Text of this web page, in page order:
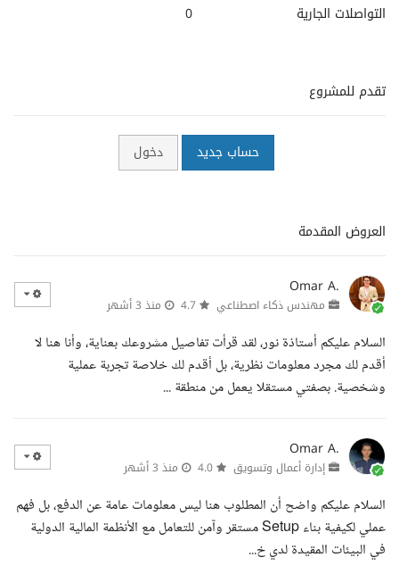
التواصلات الجارية
0
تقدم للمشروع
حساب جديد دخول
العروض المقدمة
Omar A.
مهندس ذكاء اصطناعي منذ 3 أشهر
السلام عليكم أستاذة نور، لقد قرأت تفاصيل مشروعك بعناية، وأنا هنا لا
أقدم لك مجرد معلومات نظرية، بل أقدم لك خلاصة تجربة عملية
وشخصية. بصفتي مستقلا يعمل من منطقة ...
Omar A.
إدارة أعمال وتسويق منذ 3 أشهر
السلام عليكم واضح أن المطلوب هنا ليس معلومات عامة عن الدفع، بل فهم
عملي لكيفية بناء Setup مستقر وآمن للتعامل مع الأنظمة المالية الدولية
في البيئات المقيدة لدي خ...